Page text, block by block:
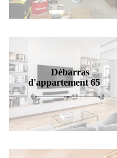
Débarras
d'appartement 65